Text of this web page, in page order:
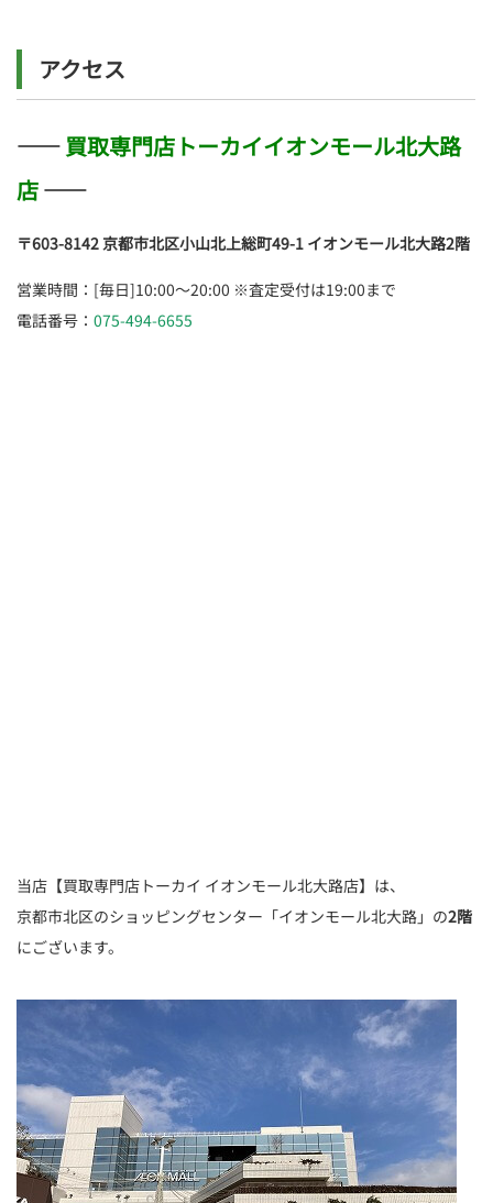
アクセス
――買取専門店トーカイイオンモール北大路
店――
〒603-8142京都市北区小山北上総町49-1 イオンモール北大路2階
営業時間：[毎日]10:00～20:00 ※査定受付は19:00まで
電話番号： 075-494-6655
当店【買取専門店トーカイ イオンモール北大路店】は、
京都市北区のショッピングセンター「イオンモール北大路」の2階
にございます。